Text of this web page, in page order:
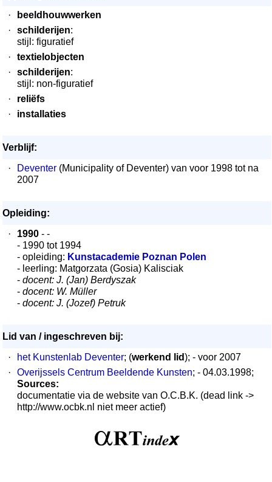
·
beeldhouwwerken
·
schilderijen:
stijl: figuratief
·
textielobjecten
·
schilderijen:
stijl: non-figuratief
·
reliëfs
·
installaties
Verblijf:
·
Deventer (Municipality of Deventer) van voor 1998 tot na
2007
Opleiding:
·
1990 - -
- 1990 tot 1994
- opleiding: Kunstacademie Poznan Polen
- leerling: Matgorzata (Gosia) Kalisciak
- docent: J. (Jan) Berdyszak
- docent: W. Müller
- docent: J. (Jozef) Petruk
Lid van / ingeschreven bij:
·
het Kunstenlab Deventer; (werkend lid); - voor 2007
·
Overijssels Centrum Beeldende Kunsten; - 04.03.1998;
Sources:
documentatie via de website van O.C.B.K. (dead link ->
http://www.ocbk.nl niet meer actief)